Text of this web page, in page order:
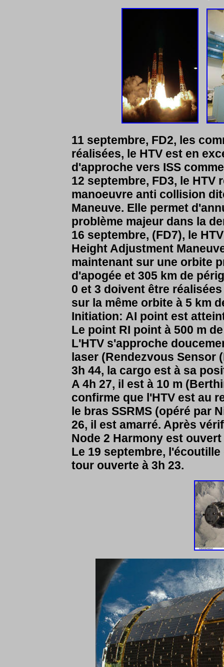
11 septembre, FD2, les
réalisées, le HTV est en
d'approche vers ISS
12 septembre, FD3, le
manoeuvre anti collision
Maneuve. Elle permet
problème majeur dans la
16 septembre, (FD7), le
Height Adjustment
maintenant sur une orbite
d'apogée et 305 km de
0 et 3 doivent être
sur la même orbite à 5 km
Initiation: AI point est
Le point RI point à 500 m
L'HTV s'approche
laser (Rendezvous Sensor
3h 44, la cargo est à sa
A 4h 27, il est à 10 m
confirme que l'HTV est au
le bras SSRMS (opéré par
26, il est amarré. Après
Node 2 Harmony est ouvert
Le 19 septembre,
tour ouverte à 3h 23.